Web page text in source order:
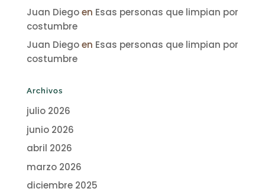
Juan Diegoen Esas personas que limpian por
costumbre
Juan Diegoen Esas personas que limpian por
costumbre
Archivos
julio 2026
junio 2026
abril 2026
marzo 2026
diciembre 2025